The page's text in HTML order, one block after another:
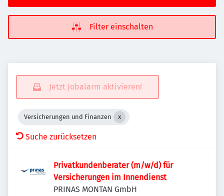
Filter einschalten
Jetzt Jobalarm aktivieren!
Versicherungen und Finanzen
Suche zurücksetzen
Privatkundenberater (m/w/d) für
Versicherungen im Innendienst
PRINAS MONTAN GmbH